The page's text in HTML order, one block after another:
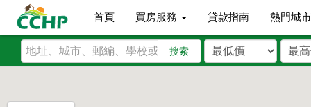
首頁 買房服務 貸款指南 熱門城
搜索